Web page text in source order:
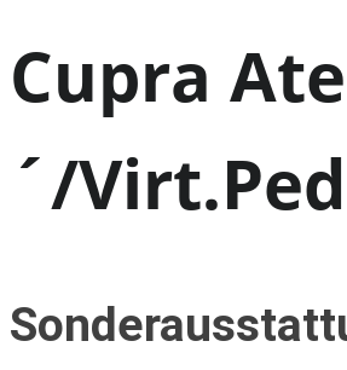
Cupra
´/